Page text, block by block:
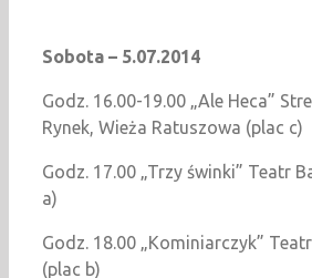
Sobota – 5.07.2014
Godz. 16.00-19.00 „Ale Heca”
Rynek, Wieża Ratuszowa (plac c)
Godz. 17.00 „Trzy świnki” Teatr
a)
Godz. 18.00 „Kominiarczyk”
(plac b)